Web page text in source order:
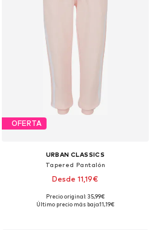
OFERTA
URBAN CLASSICS
Tapered Pantalón
Desde 11,19€
Disponible en muchas tallas
Precio original: 35,99€
Último precio más bajo:11,19€